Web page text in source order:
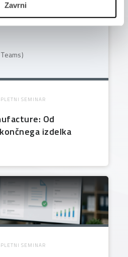
Zavrni
SEMINAR
Od
izdelka
SEMINAR